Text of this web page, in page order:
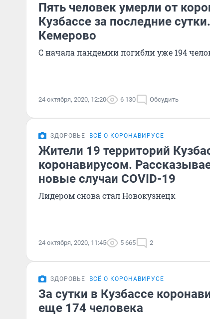
Пять человек умерли от
Кузбассе за последние
Кемерово
С начала пандемии погибли уже 194
24 октября, 2020, 12:20 6 130 Обсудить
ЗДОРОВЬЕ ВСЁ О КОРОНАВИРУСЕ
Жители 19 территорий
коронавирусом.
новые случаи COVID-19
Лидером снова стал Новокузнецк
24 октября, 2020, 11:45 5 665 2
ЗДОРОВЬЕ ВСЁ О КОРОНАВИРУСЕ
За сутки в Кузбассе
еще 174 человека